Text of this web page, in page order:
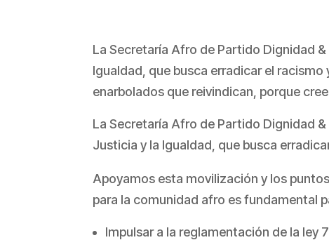
La Secretaría Afro de Partido Dignidad
Igualdad, que busca erradicar el
enarbolados que reivindican, porque
La Secretaría Afro de Partido Dignidad
Justicia y la Igualdad, que busca
Apoyamos esta movilización y los
para la comunidad afro es fundamental
Impulsar a la reglamentación de la